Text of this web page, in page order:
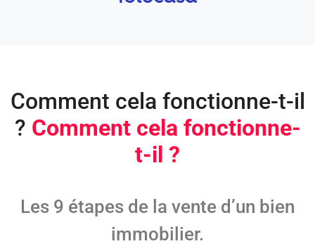
Comment cela fonctionne-t-il
? Comment cela fonctionne-
t-il ?
Les 9 étapes de la vente d’un bien
immobilier.